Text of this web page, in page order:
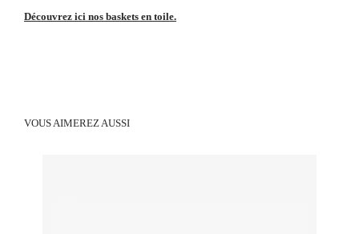
Découvrez ici nos baskets en toile.
VOUS AIMEREZ AUSSI